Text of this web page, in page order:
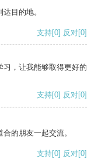
目的地。
支持[0] 反对[0]
习，让我能够取得更好的
支持[0] 反对[0]
的朋友一起交流。
支持[0] 反对[0]